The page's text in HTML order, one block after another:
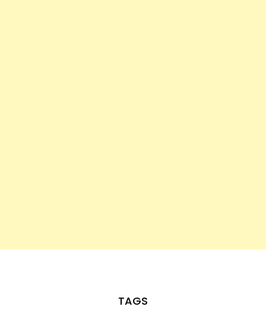
TAGS